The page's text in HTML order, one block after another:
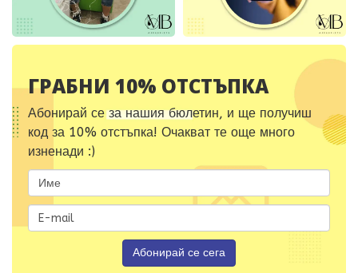
ГРАБНИ 10% ОТСТЪПКА
Абонирай се за нашия бюлетин, и ще получиш
код за 10% отстъпка! Очакват те още много
изненади :)